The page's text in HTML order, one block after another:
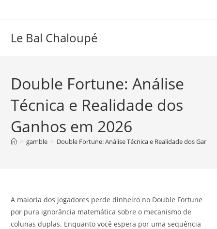
Le Bal Chaloupé
Double Fortune: Análise
Técnica e Realidade dos
Ganhos em 2026
> gamble > Double Fortune: Análise Técnica e Realidade dos
A maioria dos jogadores perde dinheiro no Double Fortune
por pura ignorância matemática sobre o mecanismo de
colunas duplas. Enquanto você espera por uma sequência